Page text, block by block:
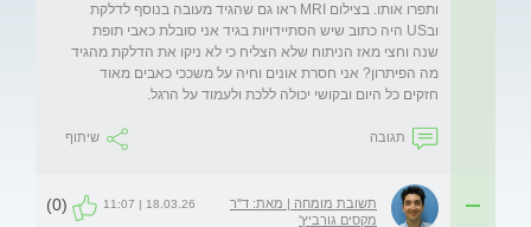
ותפרו אותו. בצילום MRI ראו גם שהגיד מעובה בנוסף לדלקת
ובUS היה כתוב שיש הסתיידויות בגיד אני סובלת כאבי תופת
שנה וחצי מאז הניתוח שלא הצליח כי לא ניקו את הדלקת מהגיד
מה הפיתרון? אני חסרת אונים וחיה על משככי כאבים מאוד
חזקים כל היום ובקושי יכולה ללכת ולעמוד על הרגל.
תגובה שיתוף
תשובת מומחה | מאת: ד"ר
מקסים גורביץ'
18.03.26 | 11:07
(0)